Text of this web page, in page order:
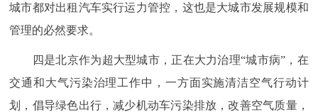
城市都对出租汽车实行运力管控，这也是大城市发展规模和
管理的必然要求。
四是北京作为超大型城市，正在大力治理“城市病”，在
交通和大气污染治理工作中，一方面实施清洁空气行动计
划，倡导绿色出行，减少机动车污染排放，改善空气质量，